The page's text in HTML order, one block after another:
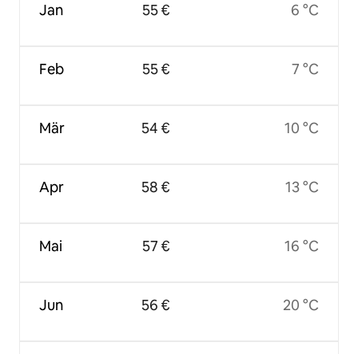
Jan
Feb
Mär
Apr
Mai
Jun
55 €
55 €
54 €
58 €
57 €
56 €
6 °C
7 °C
10 °C
13 °C
16 °C
20 °C